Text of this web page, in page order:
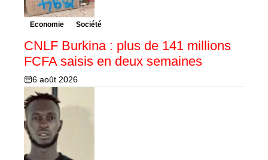
Economie Société
CNLF Burkina : plus de 141 millions
FCFA saisis en deux semaines
6 août 2026